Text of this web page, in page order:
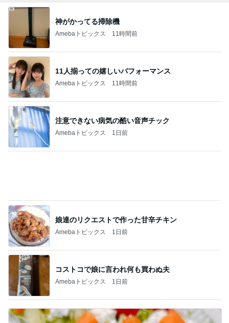
Amebaトピックス
記事を読む
塾での初めての訳が分からないテスト
Amebaトピックス 11時間前
寝る前にメロン半玉食べ減った体重
Amebaトピックス 1日前
待ち合わせた友達も持っていた物
Amebaトピックス 1日前